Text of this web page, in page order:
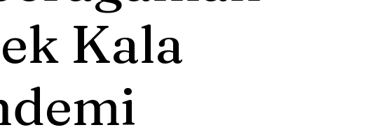
Kala